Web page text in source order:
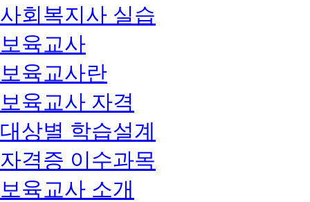
사회복지사 실습
보육교사
보육교사란
보육교사 자격
대상별 학습설계
자격증 이수과목
보육교사 소개